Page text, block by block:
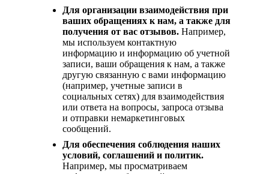
Для организации взаимодействия при
ваших обращениях к нам, а также для
получения от вас отзывов. Например,
мы используем контактную
информацию и информацию об учетной
записи, ваши обращения к нам, а также
другую связанную с вами информацию
(например, учетные записи в
социальных сетях) для взаимодействия
или ответа на вопросы, запроса отзыва
и отправки немаркетинговых
сообщений.
Для обеспечения соблюдения наших
условий, соглашений и политик.
Например, мы просматриваем